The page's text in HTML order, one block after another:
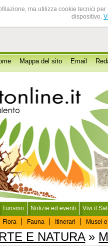
ma utilizza cookie tecnici
dispositivo.
Mappa del sito Email
Flora Fauna Itinerari Musei
Turismo Notizie ed eventi Vivi il
E NATURA»